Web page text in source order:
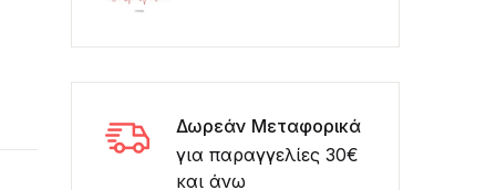
Δωρεάν Μεταφορικά
για παραγγελίες 30€
και άνω